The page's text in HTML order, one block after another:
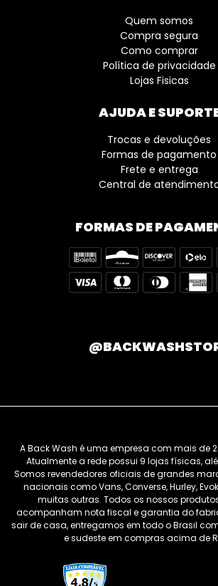
Quem somos
Compra segura
Como comprar
Política de privacidade
Lojas Fisicas
AJUDA E
Trocas e devoluções
Formas de pagamento
Frete e entrega
Central de
FORMAS DE
A Back Wash é uma empresa com mais de
Atualmente a rede possui 9 lojas físicas,
Somos revendedores oficiais de grandes
nacionais como Vans, Converse, Hurley,
muitas outras. Todos os nossos
acompanham nota fiscal e garantia do
sair de casa, entregamos em todo o Brasil
e sudeste em compras acima de